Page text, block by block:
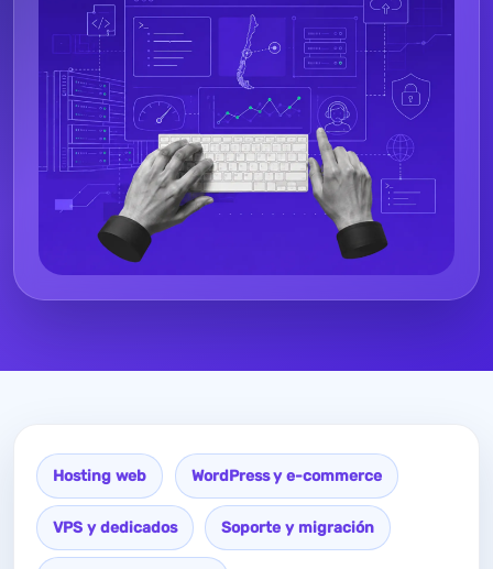
Hosting web WordPress y e-commerce
VPS y dedicados Soporte y migración